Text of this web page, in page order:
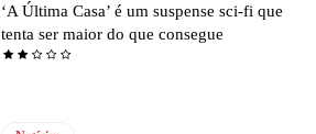
‘A Última Casa’ é um suspense sci-fi que
tenta ser maior do que consegue